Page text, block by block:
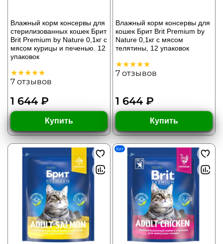
Влажный корм консервы для
стерилизованных кошек Брит
Brit Premium by Nature 0,1кг с
мясом курицы и печенью. 12
упаковок
7 отзывов
1 644 ₽
Купить
Влажный корм консервы для
кошек Брит Brit Premium by
Nature 0,1кг с мясом
телятины, 12 упаковок
7 отзывов
1 644 ₽
Купить
Хит